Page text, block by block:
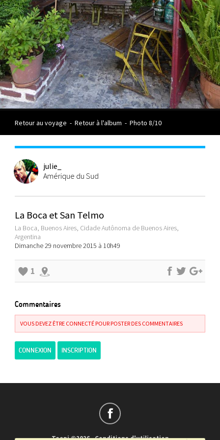
Retour au voyage - Retour à l'album - Photo 8/10
julie_
Amérique du Sud
La Boca et San Telmo
La Boca, Buenos Aires, Cidade Autônoma de Buenos Aires,
Argentina
Dimanche 29 novembre 2015 à 10h49
1
Commentaires
VOUS DEVEZ ÊTRE CONNECTÉ POUR POSTER DES COMMENTAIRES
CONNEXION INSCRIPTION